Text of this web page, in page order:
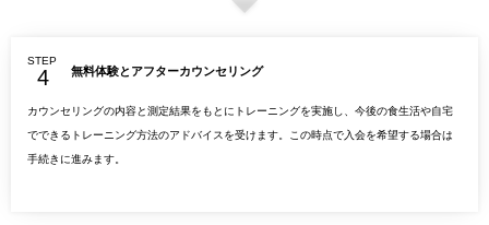
STEP
無料体験とアフターカウンセリング
カウンセリングの内容と測定結果をもとにトレーニングを実施し、今後の食生活や自宅
でできるトレーニング方法のアドバイスを受けます。この時点で入会を希望する場合は
手続きに進みます。